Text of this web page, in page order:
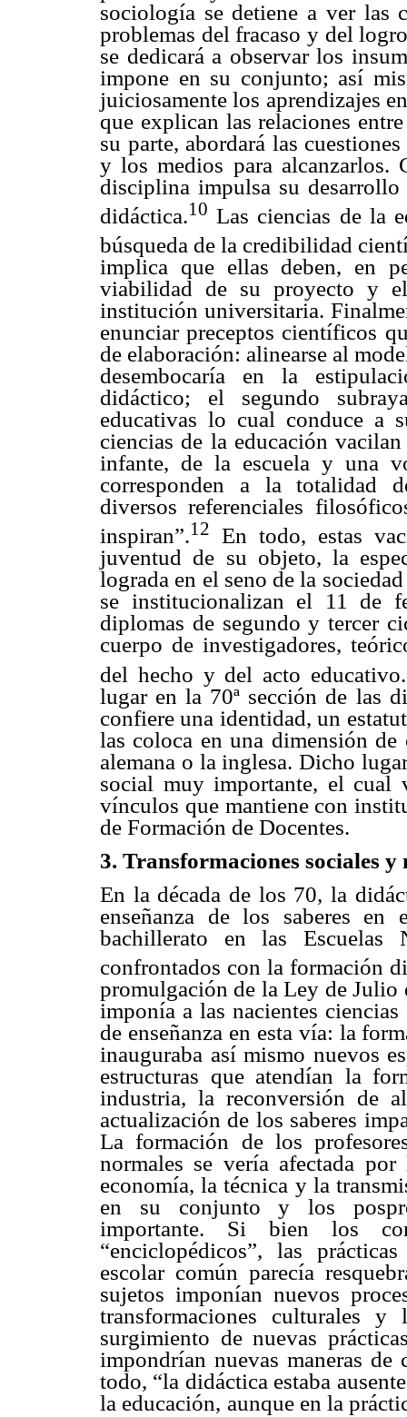
sociología se detiene a ver las
problemas del fracaso y del
se dedicará a observar los
impone en su conjunto; así
juiciosamente los aprendizajes
que explican las relaciones
su parte, abordará las
y los medios para alcanzarlos.
disciplina impulsa su
didáctica.10 Las ciencias de la
búsqueda de la credibilidad
implica que ellas deben, en
viabilidad de su proyecto y
institución universitaria.
enunciar preceptos científicos
de elaboración: alinearse al
desembocaría en la
didáctico; el segundo
educativas lo cual conduce a
ciencias de la educación
infante, de la escuela y una
corresponden a la totalidad
diversos referenciales
inspiran”.12
En todo, estas
juventud de su objeto, la
lograda en el seno de la
se institucionalizan el 11 de
diplomas de segundo y tercer
cuerpo de investigadores,
del hecho y del acto educativo.
lugar en la 70ª sección de las
confiere una identidad, un
las coloca en una dimensión
alemana o la inglesa. Dicho
social muy importante, el cual
vínculos que mantiene con
de Formación de Docentes.
3. Transformaciones sociales
En la década de los 70, la
enseñanza de los saberes
bachillerato en las
confrontados con la formación
promulgación de la Ley de Julio
imponía a las nacientes
de enseñanza en esta vía: la
inauguraba así mismo nuevos
estructuras que atendían la
industria, la reconversión de
actualización de los saberes
La formación de los
normales se vería afectada
economía, la técnica y la
en su conjunto y los
importante. Si bien los
“enciclopédicos”, las
escolar común parecía
sujetos imponían nuevos
transformaciones culturales
surgimiento de nuevas
impondrían nuevas maneras de
todo, “la didáctica estaba
la educación, aunque en la